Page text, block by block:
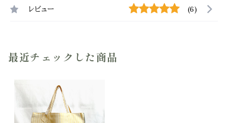
レビュー (6)
最近チェックした商品